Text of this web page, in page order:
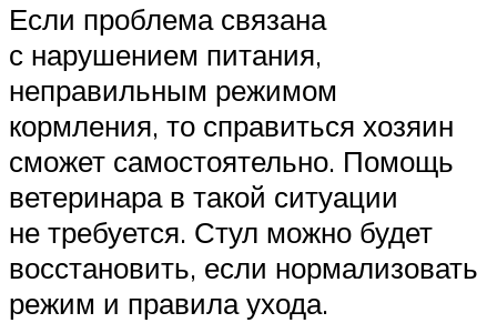
Если проблема связана
с нарушением питания,
неправильным режимом
кормления, то справиться хозяин
сможет самостоятельно. Помощь
ветеринара в такой ситуации
не требуется. Стул можно будет
восстановить, если нормализовать
режим и правила ухода.